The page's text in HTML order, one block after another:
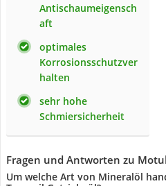
Antischaumeigensch
aft
optimales
Korrosionsschutzver
halten
sehr hohe
Schmiersicherheit
Fragen und Antworten zu
Um welche Art von Mineralöl